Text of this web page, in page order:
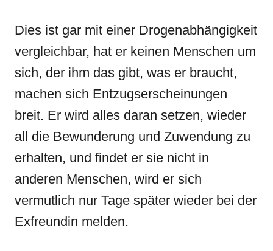
Dies ist gar mit einer Drogenabhängigkeit
vergleichbar, hat er keinen Menschen um
sich, der ihm das gibt, was er braucht,
machen sich Entzugserscheinungen
breit. Er wird alles daran setzen, wieder
all die Bewunderung und Zuwendung zu
erhalten, und findet er sie nicht in
anderen Menschen, wird er sich
vermutlich nur Tage später wieder bei der
Exfreundin melden.